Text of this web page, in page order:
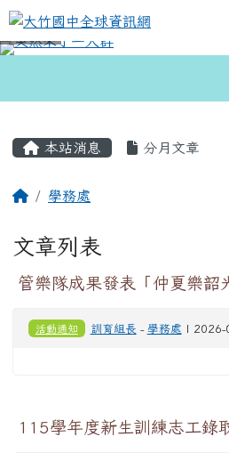
跳至主內容區
大竹國中全球資訊網
本站消息 分月文章
回首頁學務處
文章列表
管樂隊成果發表「仲夏樂韶
活動通知 訓育組長 - 學務處 | 2026-
115學年度新生訓練志工錄